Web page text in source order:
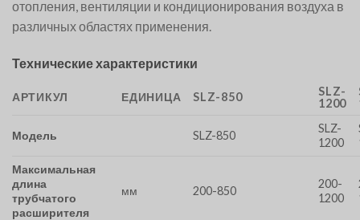
отопления, вентиляции и кондиционирования воздуха в
различных областях применения.
Технические характеристики
АРТИКУЛ ЕДИНИЦА SLZ-850
SLZ-
1200
Модель SLZ-850
SLZ-
1200
Максимальная
длина
трубчатого
расширителя
мм 200-850
200-
1200